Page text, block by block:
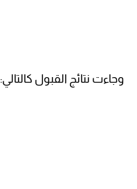
وجاءت نتائج القبول كالتالي: